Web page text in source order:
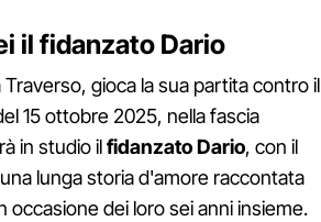
il fidanzato Dario
gioca la sua partita contro il
15 ottobre 2025, nella fascia
in studio ilfidanzato Dario, con il
lunga storia d'amore raccontata
occasione dei loro sei anni insieme.